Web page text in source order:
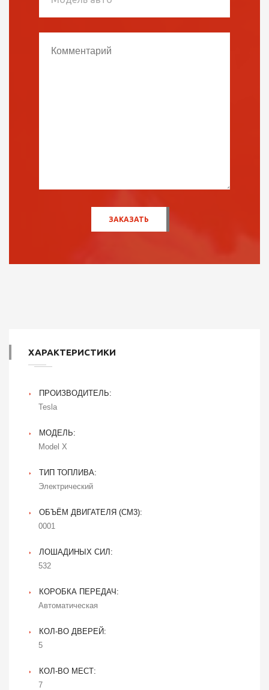
ХАРАКТЕРИСТИКИ
ПРОИЗВОДИТЕЛЬ:
Tesla
МОДЕЛЬ:
Model X
ТИП ТОПЛИВА:
Электрический
ОБЪЁМ ДВИГАТЕЛЯ (CM3):
0001
ЛОШАДИНЫХ СИЛ:
532
КОРОБКА ПЕРЕДАЧ:
Автоматическая
КОЛ-ВО ДВЕРЕЙ:
5
КОЛ-ВО МЕСТ:
7